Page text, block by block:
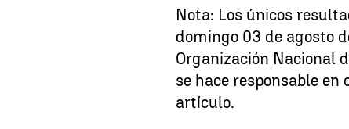
Nota: Los únicos
domingo 03 de agosto
Organización Nacional
se hace responsable en
artículo.